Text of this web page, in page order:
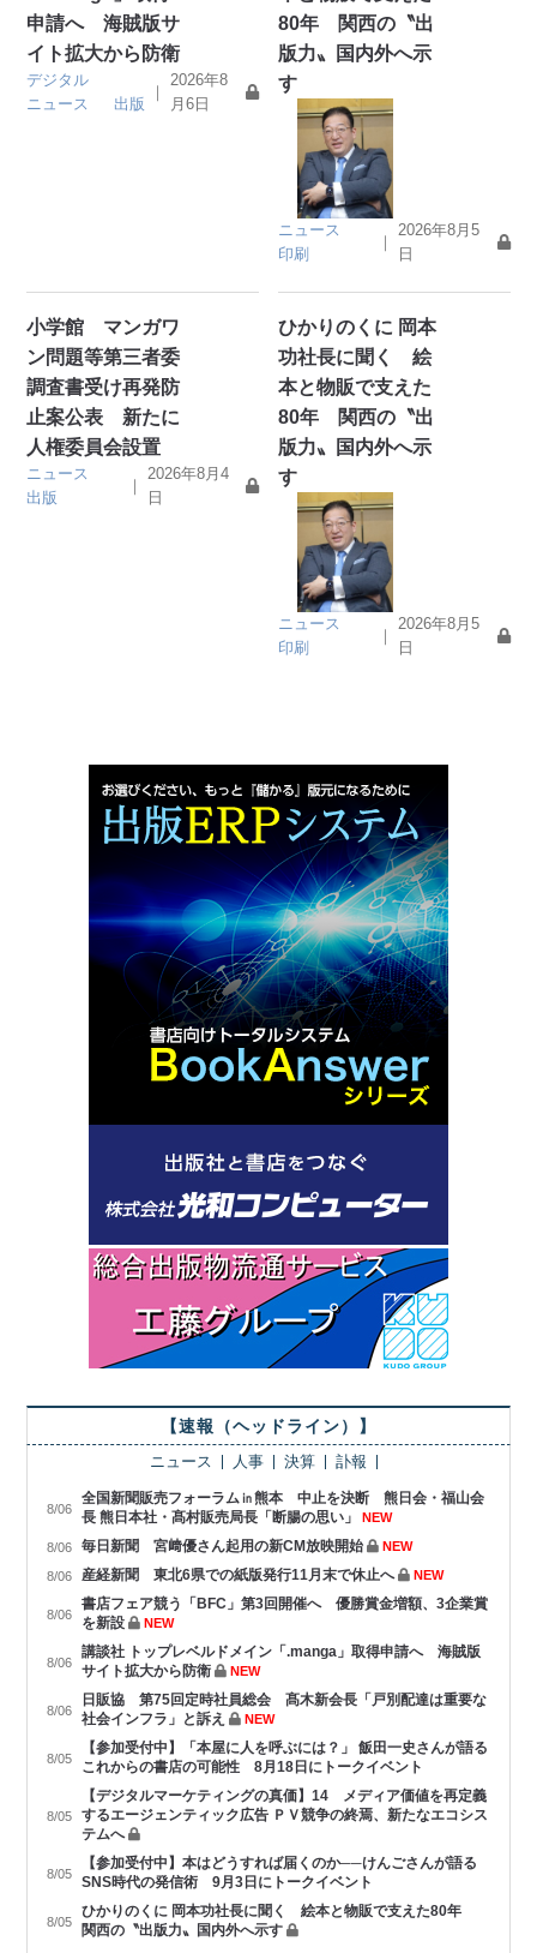
申請へ 海賊版サ
イト拡大から防衛
デジタル
ニュース
出版
｜
2026年8
月6日
80年 関西の〝出
版力〟国内外へ示
す
ニュース
印刷
｜
2026年8月5
日
小学館 マンガワ
ン問題等第三者委
調査書受け再発防
止案公表 新たに
人権委員会設置
ニュース
出版
｜
2026年8月4
日
ひかりのくに 岡本
功社長に聞く 絵
本と物販で支えた
80年 関西の〝出
版力〟国内外へ示
す
ニュース
印刷
｜
2026年8月5
日
【速報（ヘッドライン）】
ニュース 人事 決算 訃報
8/06
全国新聞販売フォーラム㏌熊本 中止を決断 熊日会・福山会
長 熊日本社・髙村販売局長「断腸の思い」
NEW
8/06 毎日新聞 宮﨑優さん起用の新CM放映開始 NEW
8/06 産経新聞 東北6県での紙版発行11月末で休止へ NEW
8/06
書店フェア競う「BFC」第3回開催へ 優勝賞金増額、3企業賞
を新設
NEW
8/06
講談社 トップレベルドメイン「.manga」取得申請へ 海賊版
サイト拡大から防衛
NEW
8/06
日販協 第75回定時社員総会 髙木新会長「戸別配達は重要な
社会インフラ」と訴え
NEW
8/05
【参加受付中】「本屋に人を呼ぶには？」 飯田一史さんが語る
これからの書店の可能性 8月18日にトークイベント
8/05
【デジタルマーケティングの真価】14 メディア価値を再定義
するエージェンティック広告 ＰＶ競争の終焉、新たなエコシス
テムへ
8/05
【参加受付中】本はどうすれば届くのか──けんごさんが語る
SNS時代の発信術 9月3日にトークイベント
8/05
ひかりのくに 岡本功社長に聞く 絵本と物販で支えた80年
関西の〝出版力〟国内外へ示す